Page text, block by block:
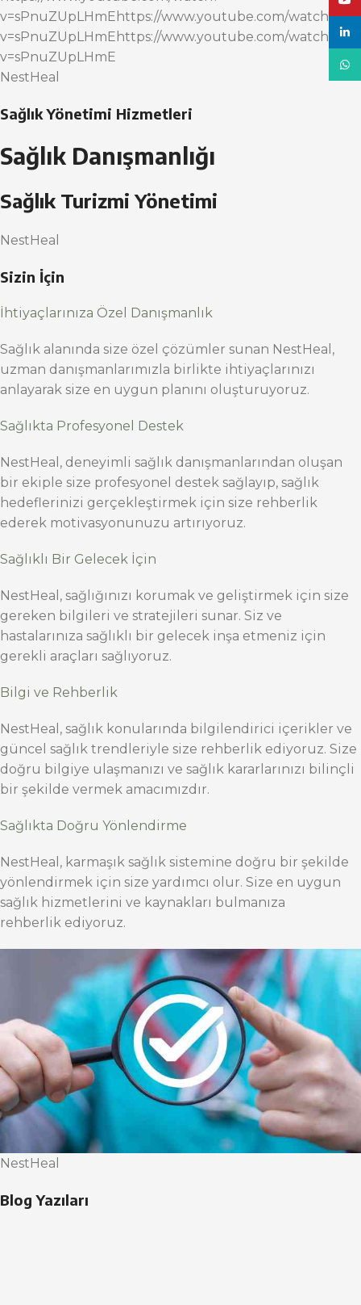
v=sPnuZUpLHmEhttps://www.youtube.com/watch?
v=sPnuZUpLHmEhttps://www.youtube.com/watch?
v=sPnuZUpLHmE
NestHeal
Sağlık Yönetimi Hizmetleri
Sağlık Danışmanlığı
Sağlık Turizmi Yönetimi
NestHeal
Sizin İçin
İhtiyaçlarınıza Özel Danışmanlık
Sağlık alanında size özel çözümler sunan NestHeal,
uzman danışmanlarımızla birlikte ihtiyaçlarınızı
anlayarak size en uygun planını oluşturuyoruz.
Sağlıkta Profesyonel Destek
NestHeal, deneyimli sağlık danışmanlarından oluşan
bir ekiple size profesyonel destek sağlayıp, sağlık
hedeflerinizi gerçekleştirmek için size rehberlik
ederek motivasyonunuzu artırıyoruz.
Sağlıklı Bir Gelecek İçin
NestHeal, sağlığınızı korumak ve geliştirmek için size
gereken bilgileri ve stratejileri sunar. Siz ve
hastalarınıza sağlıklı bir gelecek inşa etmeniz için
gerekli araçları sağlıyoruz.
Bilgi ve Rehberlik
NestHeal, sağlık konularında bilgilendirici içerikler ve
güncel sağlık trendleriyle size rehberlik ediyoruz. Size
doğru bilgiye ulaşmanızı ve sağlık kararlarınızı bilinçli
bir şekilde vermek amacımızdır.
Sağlıkta Doğru Yönlendirme
NestHeal, karmaşık sağlık sistemine doğru bir şekilde
yönlendirmek için size yardımcı olur. Size en uygun
sağlık hizmetlerini ve kaynakları bulmanıza
rehberlik ediyoruz.
NestHeal
Blog Yazıları